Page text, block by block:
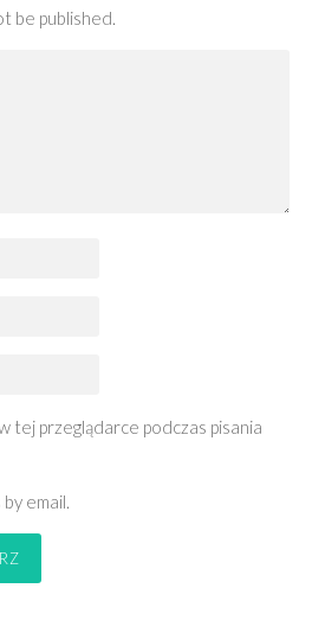
be published.
tej przeglądarce podczas pisania
email.